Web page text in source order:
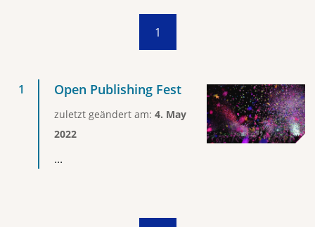
1
Open Publishing Fest
zuletzt geändert am: 4. May
2022
...